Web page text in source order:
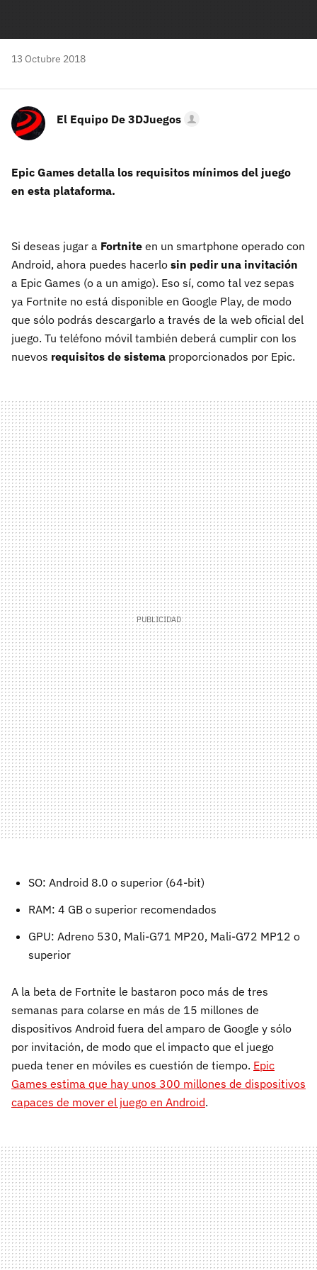
13 Octubre 2018
El Equipo De 3DJuegos
Epic Games detalla los requisitos mínimos del juego
en esta plataforma.
Si deseas jugar a Fortnite en un smartphone operado con
Android, ahora puedes hacerlo sin pedir una invitación
a Epic Games (o a un amigo). Eso sí, como tal vez sepas
ya Fortnite no está disponible en Google Play, de modo
que sólo podrás descargarlo a través de la web oficial del
juego. Tu teléfono móvil también deberá cumplir con los
nuevos requisitos de sistema proporcionados por Epic.
SO: Android 8.0 o superior (64-bit)
RAM: 4 GB o superior recomendados
GPU: Adreno 530, Mali-G71 MP20, Mali-G72 MP12 o
superior
A la beta de Fortnite le bastaron poco más de tres
semanas para colarse en más de 15 millones de
dispositivos Android fuera del amparo de Google y sólo
por invitación, de modo que el impacto que el juego
pueda tener en móviles es cuestión de tiempo. Epic
Games estima que hay unos 300 millones de dispositivos
capaces de mover el juego en Android.